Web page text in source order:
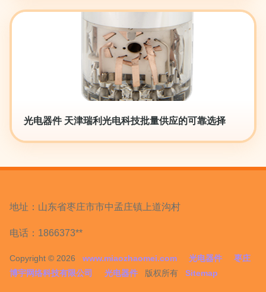
光电器件 天津瑞利光电科技批量供应的可靠选择
地址：山东省枣庄市市中孟庄镇上道沟村
电话：1866373**
Copyright © 2026 www.miaozhaomei.com 光电器件
枣庄
博宇网络科技有限公司
光电器件 版权所有 Sitemap